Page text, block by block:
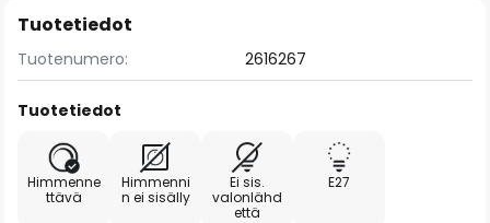
Tuotetiedot
Tuotenumero: 2616267
Tuotetiedot
Himmenne
ttävä
Himmenni
n ei sisälly
Ei sis.
valonlähd
että
E27